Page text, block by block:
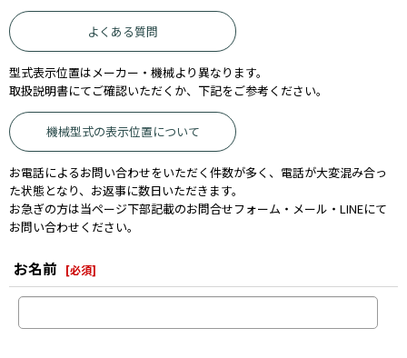
よくある質問
型式表示位置はメーカー・機械より異なります。
取扱説明書にてご確認いただくか、下記をご参考ください。
機械型式の表示位置について
お電話によるお問い合わせをいただく件数が多く、電話が大変混み合っ
た状態となり、お返事に数日いただきます。
お急ぎの方は当ページ下部記載のお問合せフォーム・メール・LINEにて
お問い合わせください。
お名前 [必須]